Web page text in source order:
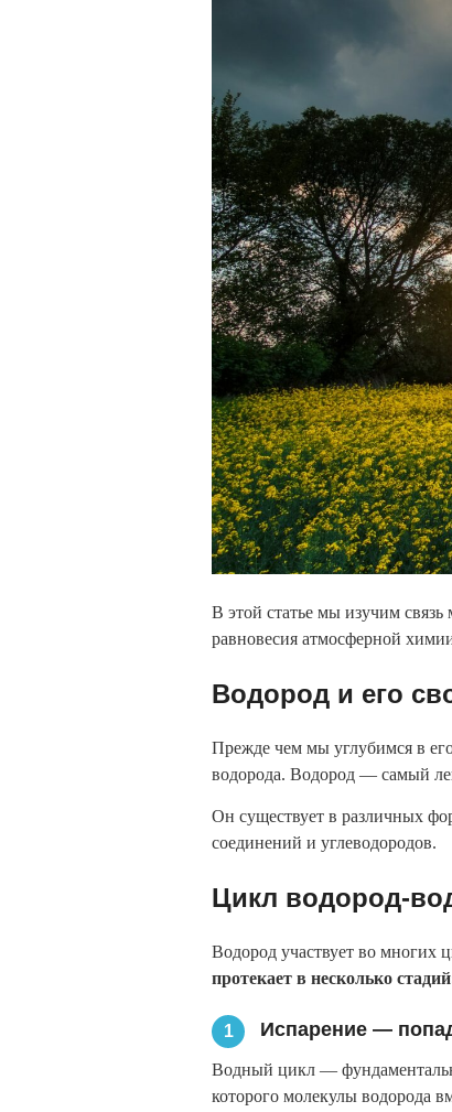
В этой статье мы изучим
равновесия атмосферной
Водород и его
Прежде чем мы углубимся в
водорода. Водород — самый
Он существует в различных
соединений и углеводородов.
Цикл водород-
Водород участвует во многих
протекает в несколько
1 Испарение —
Водный цикл —
которого молекулы водорода